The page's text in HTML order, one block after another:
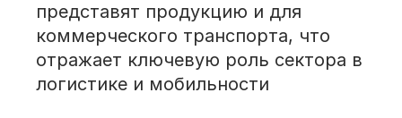
представят продукцию и для
коммерческого транспорта, что
отражает ключевую роль сектора в
логистике и мобильности